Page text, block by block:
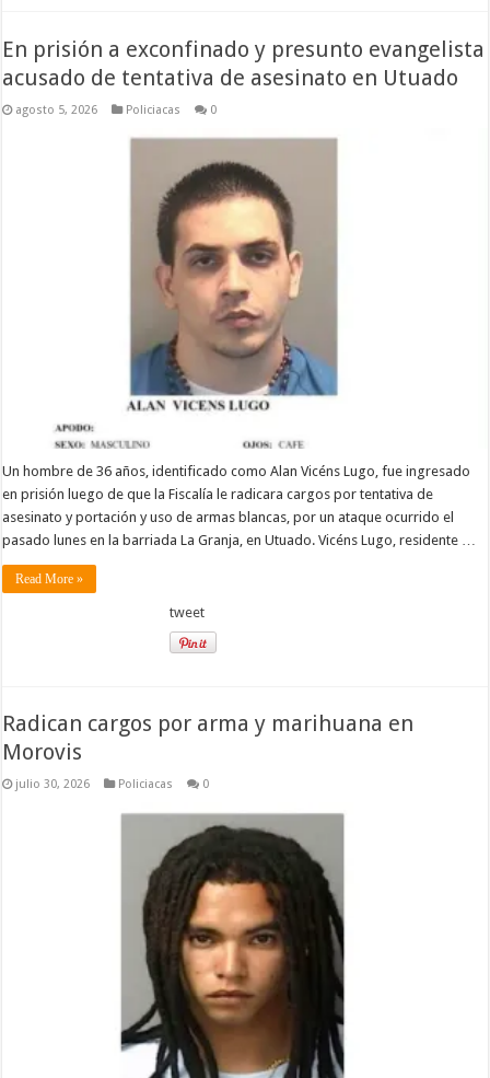
En prisión a exconfinado y presunto evangelista
acusado de tentativa de asesinato en Utuado
agosto 5, 2026 Policiacas 0
Un hombre de 36 años, identificado como Alan Vicéns Lugo, fue ingresado
en prisión luego de que la Fiscalía le radicara cargos por tentativa de
asesinato y portación y uso de armas blancas, por un ataque ocurrido el
pasado lunes en la barriada La Granja, en Utuado. Vicéns Lugo, residente …
Read More »
tweet
Radican cargos por arma y marihuana en
Morovis
julio 30, 2026 Policiacas 0